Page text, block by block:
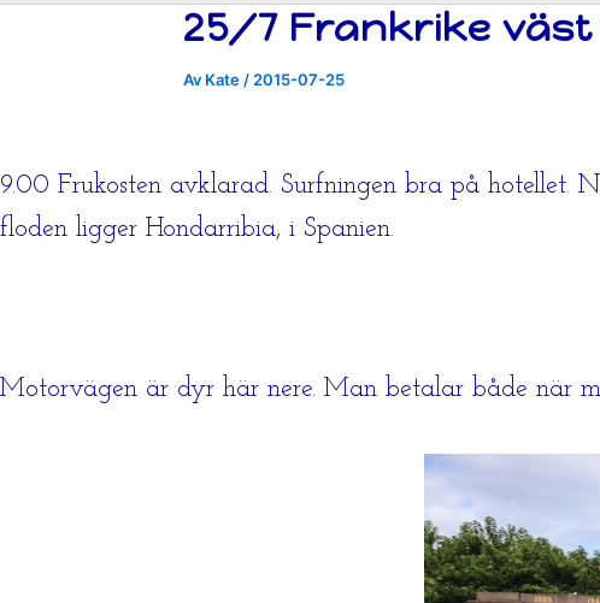
25/7 Frankrike
Av Kate / 2015-07-25
9.00 Frukosten avklarad. Surfningen bra på hotellet.
floden ligger Hondarribia, i Spanien.
Motorvägen är dyr här nere. Man betalar både när